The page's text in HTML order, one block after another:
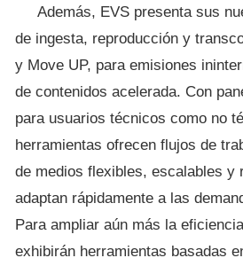
Además, EVS presenta sus
de ingesta, reproducción y
y Move UP, para emisiones
de contenidos acelerada. Con
para usuarios técnicos como no
herramientas ofrecen flujos de
de medios flexibles, escalables y
adaptan rápidamente a las
Para ampliar aún más la
exhibirán herramientas basadas